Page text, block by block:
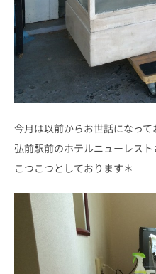
今月は以前からお世話になって
弘前駅前のホテルニューレス
こつこつとしております＊